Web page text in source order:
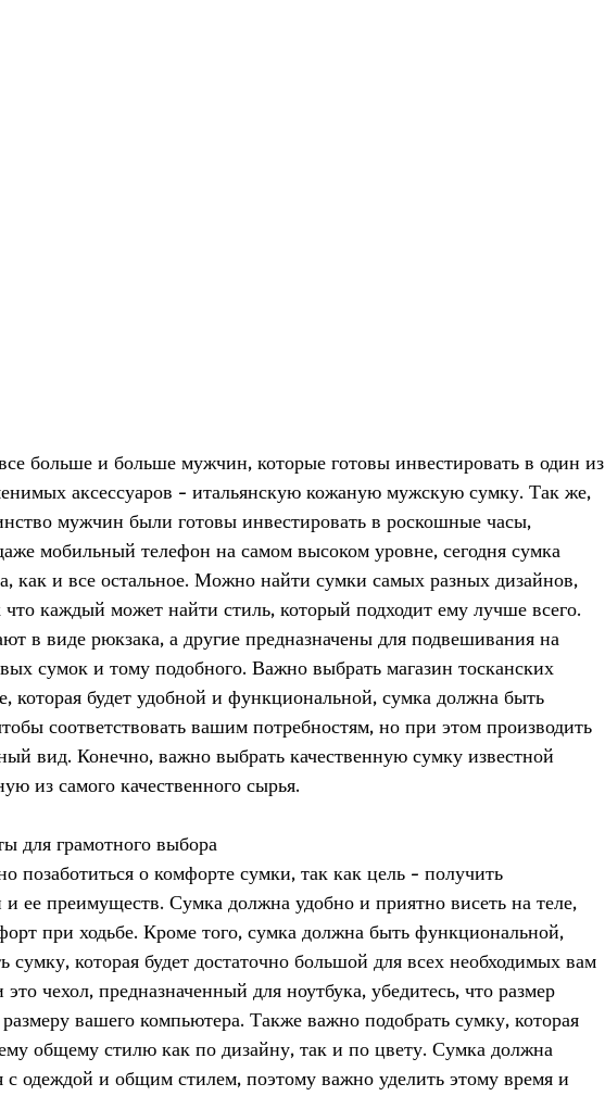
больше и больше мужчин, которые готовы инвестировать в один из
аксессуаров - итальянскую кожаную мужскую сумку. Так же,
мужчин были готовы инвестировать в роскошные часы,
мобильный телефон на самом высоком уровне, сегодня сумка
как и все остальное. Можно найти сумки самых разных дизайнов,
что каждый может найти стиль, который подходит ему лучше всего.
в виде рюкзака, а другие предназначены для подвешивания на
сумок и тому подобного. Важно выбрать магазин тосканских
которая будет удобной и функциональной, сумка должна быть
соответствовать вашим потребностям, но при этом производить
вид. Конечно, важно выбрать качественную сумку известной
из самого качественного сырья.
для грамотного выбора
позаботиться о комфорте сумки, так как цель – получить
и ее преимуществ. Сумка должна удобно и приятно висеть на теле,
при ходьбе. Кроме того, сумка должна быть функциональной,
сумку, которая будет достаточно большой для всех необходимых вам
чехол, предназначенный для ноутбука, убедитесь, что размер
размеру вашего компьютера. Также важно подобрать сумку, которая
общему стилю как по дизайну, так и по цвету. Сумка должна
с одеждой и общим стилем, поэтому важно уделить этому время и